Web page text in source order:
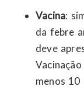
Vacina:
da febre
deve
menos 10